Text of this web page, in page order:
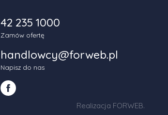
42 235 1000
Zamów ofertę
handlowcy@forweb.pl
Napisz do nas
Realizacja FORWEB.